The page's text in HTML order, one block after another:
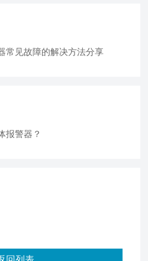
常见故障的解决方法分享
报警器？